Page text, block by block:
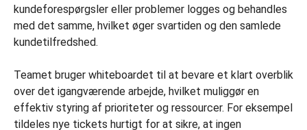
kundeforespørgsler eller problemer logges og behandles
med det samme, hvilket øger svartiden og den samlede
kundetilfredshed.
Teamet bruger whiteboardet til at bevare et klart overblik
over det igangværende arbejde, hvilket muliggør en
effektiv styring af prioriteter og ressourcer. For eksempel
tildeles nye tickets hurtigt for at sikre, at ingen